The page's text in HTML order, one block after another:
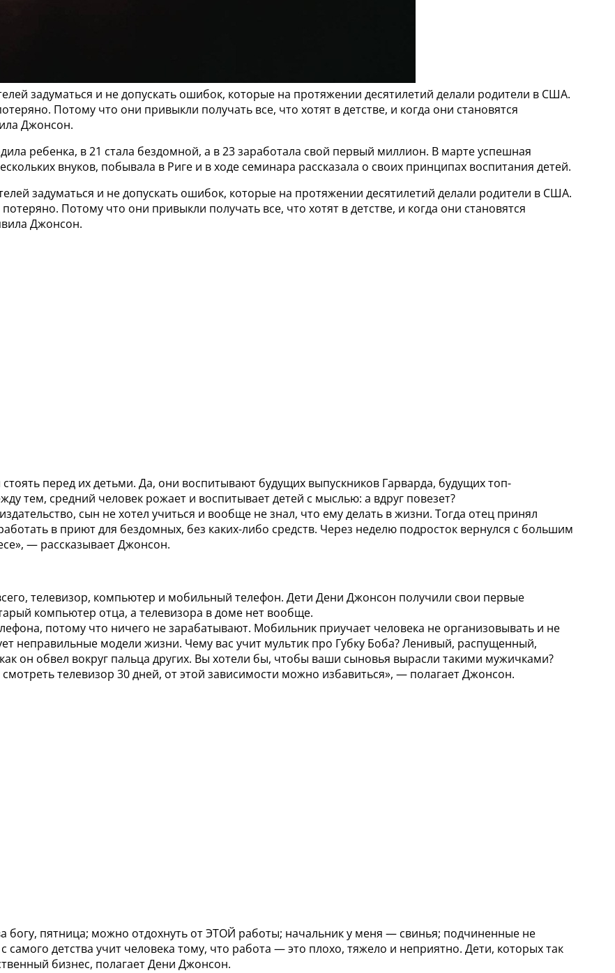
задуматься и не допускать ошибок, которые на протяжении десятилетий делали родители в США.
Потому что они привыкли получать все, что хотят в детстве, и когда они становятся
Джонсон.
ребенка, в 21 стала бездомной, а в 23 заработала свой первый миллион. В марте успешная
внуков, побывала в Риге и в ходе семинара рассказала о своих принципах воспитания детей.
задуматься и не допускать ошибок, которые на протяжении десятилетий делали родители в США.
Потому что они привыкли получать все, что хотят в детстве, и когда они становятся
Джонсон.
перед их детьми. Да, они воспитывают будущих выпускников Гарварда, будущих топ-
тем, средний человек рожает и воспитывает детей с мыслью: а вдруг повезет?
сын не хотел учиться и вообще не знал, что ему делать в жизни. Тогда отец принял
в приют для бездомных, без каких-либо средств. Через неделю подросток вернулся с большим
— рассказывает Джонсон.
телевизор, компьютер и мобильный телефон. Дети Дени Джонсон получили свои первые
компьютер отца, а телевизора в доме нет вообще.
потому что ничего не зарабатывают. Мобильник приучает человека не организовывать и не
неправильные модели жизни. Чему вас учит мультик про Губку Боба? Ленивый, распущенный,
он обвел вокруг пальца других. Вы хотели бы, чтобы ваши сыновья вырасли такими мужичками?
телевизор 30 дней, от этой зависимости можно избавиться», — полагает Джонсон.
богу, пятница; можно отдохнуть от ЭТОЙ работы; начальник у меня — свинья; подчиненные не
самого детства учит человека тому, что работа — это плохо, тяжело и неприятно. Дети, которых так
бизнес, полагает Дени Джонсон.